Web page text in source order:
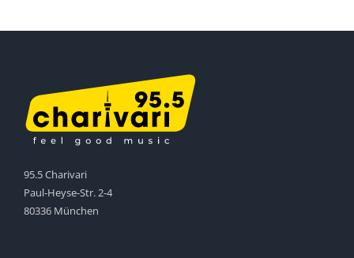
95.5 Charivari
Paul-Heyse-Str. 2-4
80336 München